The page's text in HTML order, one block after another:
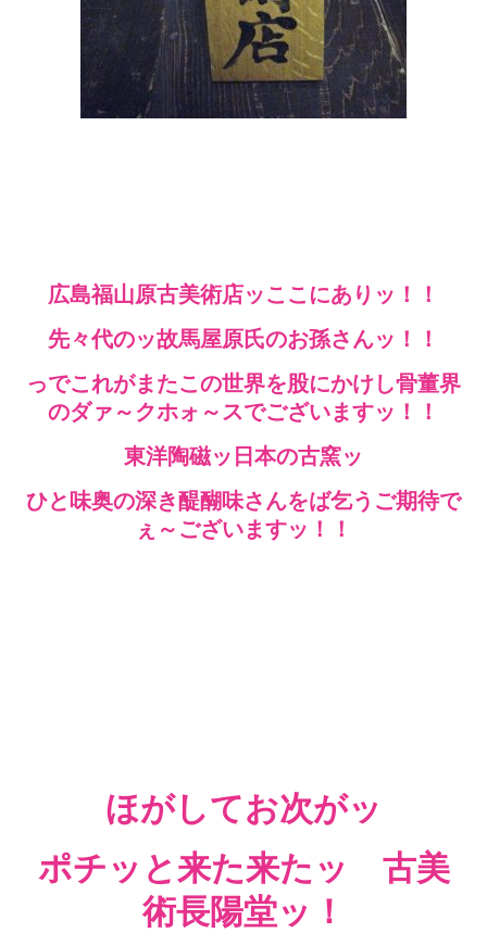
広島福山原古美術店ッここにありッ！！
先々代のッ故馬屋原氏のお孫さんッ！！
っでこれがまたこの世界を股にかけし骨董界
のダァ～クホォ～スでございますッ！！
東洋陶磁ッ日本の古窯ッ
ひと味奥の深き醍醐味さんをば乞うご期待で
ぇ～ございますッ！！
ほがしてお次がッ
ポチッと来た来たッ 古美
術長陽堂ッ！